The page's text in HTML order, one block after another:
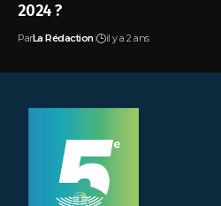
2024 ?
ParLa Rédaction il y a 2 ans